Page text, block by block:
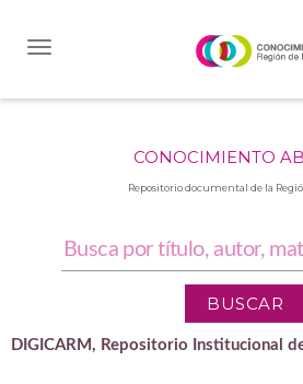
CONOCIMIENTO
Repositorio documental de la
DIGICARM, Repositorio Institucional